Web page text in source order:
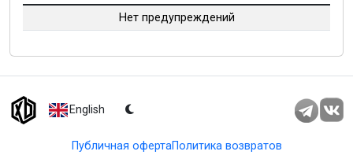
Нет предупреждений
English
Публичная офертаПолитика возвратов